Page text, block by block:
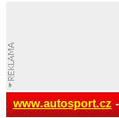
www.autosport.cz